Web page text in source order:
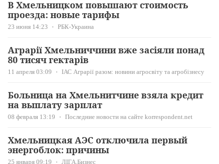
В Хмельницком повышают стоимость
проезда: новые тарифы
23 июня 14:23 РБК-Украина
Аграрії Хмельниччини вже засіяли понад
80 тисяч гектарів
11 апреля 03:09 ІАС Аграрії разом: новини агросвіту та агробізнесу
Больница на Хмельнитчине взяла кредит
на выплату зарплат
08 февраля 13:19 Последние новости на сайте korrespondent.net
Хмельницкая АЭС отключила первый
энергоблок: причины
25 января 09:19 ЛІГА.Бизнес